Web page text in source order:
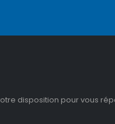
disposition pour vous